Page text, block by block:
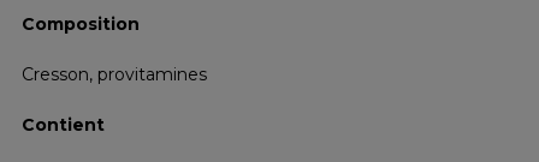
Composition
Cresson, provitamines
Contient